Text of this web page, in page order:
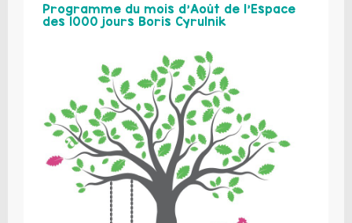
Programme du mois d’Août de l’Espace
des 1000 jours Boris Cyrulnik